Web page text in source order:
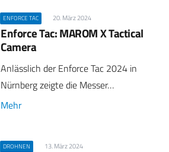
ENFORCE TAC 20. März 2024
Enforce Tac: MAROM X Tactical
Camera
Anlässlich der Enforce Tac 2024 in
Nürnberg zeigte die Messer…
Mehr
DROHNEN 13. März 2024